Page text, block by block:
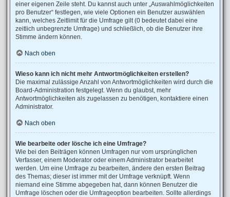
einer eigenen Zeile steht. Du kannst auch unter „Auswahlmöglichkeiten
pro Benutzer“ festlegen, wie viele Optionen ein Benutzer auswählen
kann, welches Zeitlimit für die Umfrage gilt (0 bedeutet dabei eine
zeitlich unbegrenzte Umfrage) und schließlich, ob die Benutzer ihre
Stimme ändern können.
Nach oben
Wieso kann ich nicht mehr Antwortmöglichkeiten erstellen?
Die maximal zulässige Anzahl von Antwortmöglichkeiten wird durch die
Board-Administration festgelegt. Wenn du glaubst, mehr
Antwortmöglichkeiten als zugelassen zu benötigen, kontaktiere einen
Administrator.
Nach oben
Wie bearbeite oder lösche ich eine Umfrage?
Wie bei den Beiträgen können Umfragen nur vom ursprünglichen
Verfasser, einem Moderator oder einem Administrator bearbeitet
werden. Um eine Umfrage zu bearbeiten, ändere den ersten Beitrag
des Themas; dieser ist immer mit der Umfrage verknüpft. Wenn
niemand eine Stimme abgegeben hat, dann können Benutzer die
Umfrage löschen oder die Umfrageoption bearbeiten. Sollte allerdings